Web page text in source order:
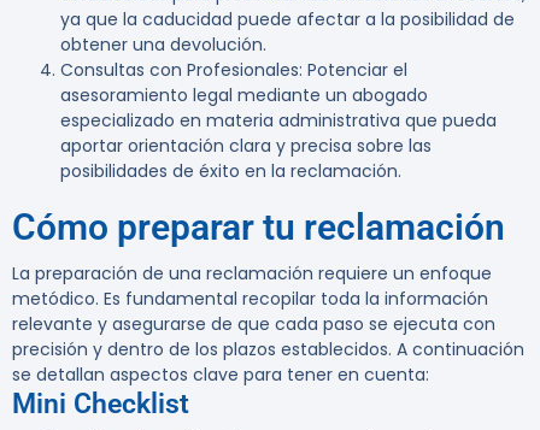
ya que la caducidad puede afectar a la posibilidad de
obtener una devolución.
Consultas con Profesionales: Potenciar el
asesoramiento legal mediante un abogado
especializado en materia administrativa que pueda
aportar orientación clara y precisa sobre las
posibilidades de éxito en la reclamación.
Cómo preparar tu reclamación
La preparación de una reclamación requiere un enfoque
metódico. Es fundamental recopilar toda la información
relevante y asegurarse de que cada paso se ejecuta con
precisión y dentro de los plazos establecidos. A continuación
se detallan aspectos clave para tener en cuenta:
Mini Checklist